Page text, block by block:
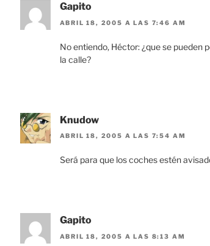
Gapito
ABRIL 18, 2005 A LAS 7:46 AM
No entiendo, Héctor: ¿que se pueden
la calle?
Knudow
ABRIL 18, 2005 A LAS 7:54 AM
Será para que los coches estén
Gapito
ABRIL 18, 2005 A LAS 8:13 AM